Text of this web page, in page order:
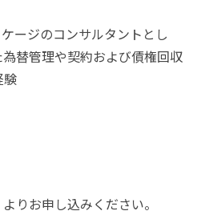
ージのコンサルタントとし
替管理や契約および債権回収
験
りお申し込みください。